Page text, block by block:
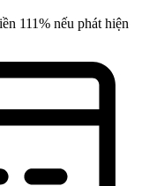
111% nếu phát hiện